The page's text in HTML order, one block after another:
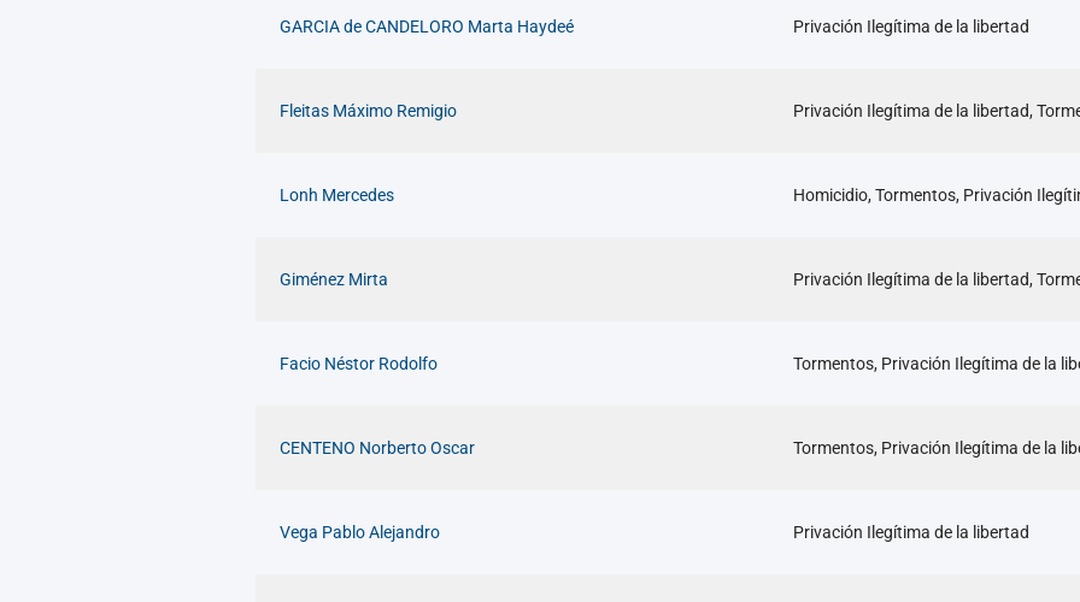
GARCIA de CANDELORO Marta Haydeé Privación Ilegítima de la libertad
Fleitas Máximo Remigio Privación Ilegítima de la libertad,
Lonh Mercedes Homicidio, Tormentos, Privación
Giménez Mirta Privación Ilegítima de la libertad,
Facio Néstor Rodolfo Tormentos, Privación Ilegítima de la
CENTENO Norberto Oscar Tormentos, Privación Ilegítima de la
Vega Pablo Alejandro Privación Ilegítima de la libertad